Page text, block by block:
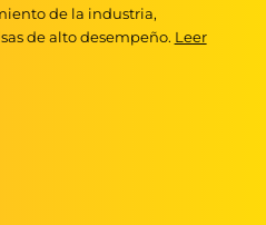
de la industria,
de alto desempeño. Leer